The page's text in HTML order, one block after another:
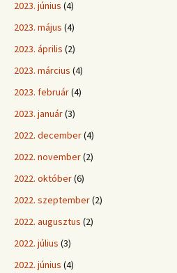
2023. június (4)
2023. május (4)
2023. április (2)
2023. március (4)
2023. február(4)
2023. január(3)
2022. december(4)
2022. november(2)
2022. október(6)
2022. szeptember(2)
2022. augusztus (2)
2022. július (3)
2022. június (4)